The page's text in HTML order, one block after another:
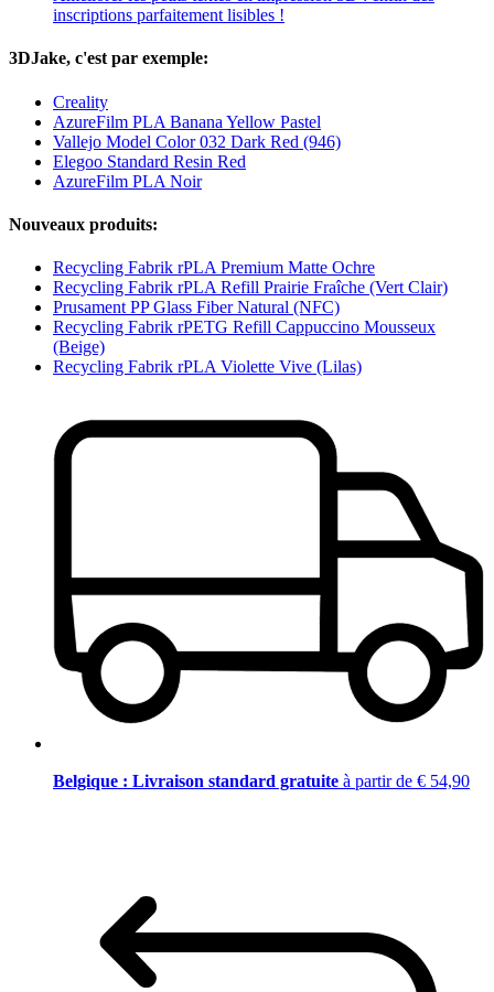
inscriptions parfaitement lisibles !
3DJake, c'est par exemple:
Creality
AzureFilm PLA Banana Yellow Pastel
Vallejo Model Color 032 Dark Red (946)
Elegoo Standard Resin Red
AzureFilm PLA Noir
Nouveaux produits:
Recycling Fabrik rPLA Premium Matte Ochre
Recycling Fabrik rPLA Refill Prairie Fraîche (Vert Clair)
Prusament PP Glass Fiber Natural (NFC)
Recycling Fabrik rPETG Refill Cappuccino Mousseux
(Beige)
Recycling Fabrik rPLA Violette Vive (Lilas)
Belgique : Livraison standard gratuite à partir de € 54,90